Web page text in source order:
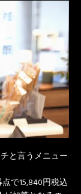
と言うメニュー
で15,840円税込